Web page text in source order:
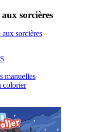
sorcières
sorcières
manuelles
colorier